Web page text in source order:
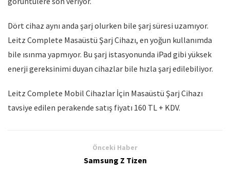
Dört cihaz aynı anda şarj olurken bile şarj süresi uzamıyor.
Leitz Complete Masaüstü Şarj Cihazı, en yoğun kullanımda
bile ısınma yapmıyor. Bu şarj istasyonunda iPad gibi yüksek
enerji gereksinimi duyan cihazlar bile hızla şarj edilebiliyor.
Leitz Complete Mobil Cihazlar İçin Masaüstü Şarj Cihazı
tavsiye edilen perakende satış fiyatı 160 TL + KDV.
Önceki Haber
Samsung Z Tizen